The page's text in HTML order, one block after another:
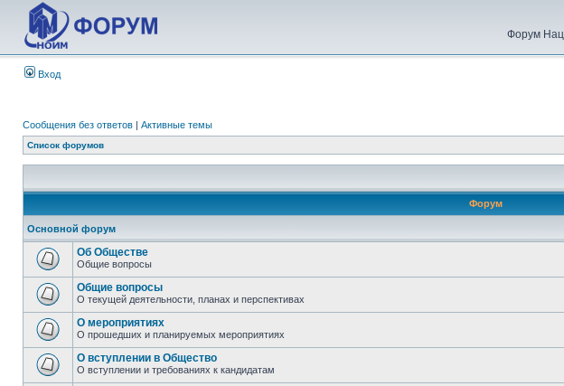
Форум
Вход
Сообщения без ответов | Активные темы
Список форумов
Форум
Основной форум
Об Обществе
Общие вопросы
Общие вопросы
О текущей деятельности, планах и перспективах
О мероприятиях
О прошедших и планируемых мероприятиях
О вступлении в Общество
О вступлении и требованиях к кандидатам